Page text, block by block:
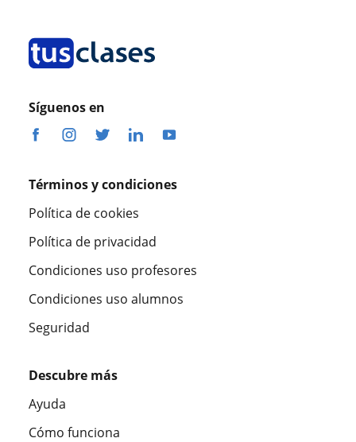
Síguenos en
Términos y condiciones
Política de cookies
Política de privacidad
Condiciones uso profesores
Condiciones uso alumnos
Seguridad
Descubre más
Ayuda
Cómo funciona